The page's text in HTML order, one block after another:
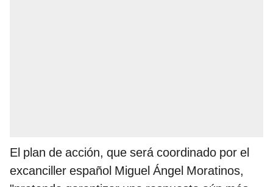
El plan de acción, que será coordinado por el
excanciller español Miguel Ángel Moratinos,